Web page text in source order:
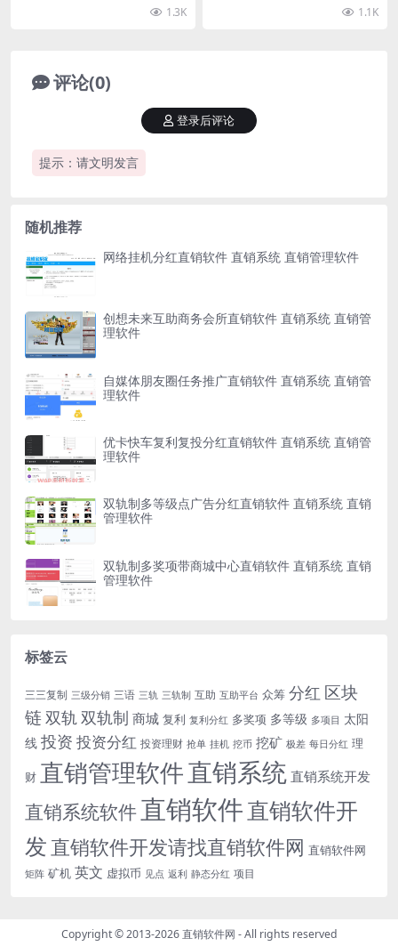
1.3K 1.1K
评论(0)
提示：请文明发言
登录后评论
随机推荐
网络挂机分红直销软件 直销系统 直销管理软件
创想未来互助商务会所直销软件 直销系统 直销管
理软件
自媒体朋友圈任务推广直销软件 直销系统 直销管
理软件
优卡快车复利复投分红直销软件 直销系统 直销管
理软件
双轨制多等级点广告分红直销软件 直销系统 直销
管理软件
双轨制多奖项带商城中心直销软件 直销系统 直销
管理软件
标签云
三三复制 三级分销 三语 三轨 三轨制 互助 互助平台 众筹 分红 区块
链双轨双轨制 商城 复利 复利分红 多奖项 多等级 多项目 太阳
线 投资 投资分红 投资理财 抢单 挂机 挖币 挖矿 极差 每日分红 理
财 直销管理软件直销系统直销系统开发
直销系统软件直销软件直销软件开
发 直销软件开发请找直销软件网 直销软件网
矩阵 矿机 英文 虚拟币 见点 返利 静态分红 项目
Copyright © 2013-2026直销软件网 - All rights reserved